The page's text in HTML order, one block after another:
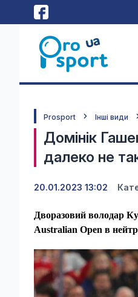
Prosport Інші види
Домінік
далеко не
20.01.2023 13:02
Дворазовий володар
Australian Open в